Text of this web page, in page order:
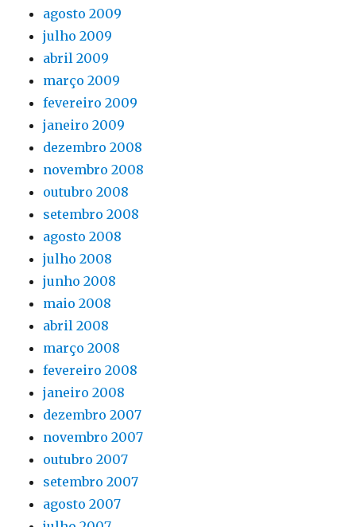
agosto 2009
julho 2009
abril 2009
março 2009
fevereiro 2009
janeiro 2009
dezembro 2008
novembro 2008
outubro 2008
setembro 2008
agosto 2008
julho 2008
junho 2008
maio 2008
abril 2008
março 2008
fevereiro 2008
janeiro 2008
dezembro 2007
novembro 2007
outubro 2007
setembro 2007
agosto 2007